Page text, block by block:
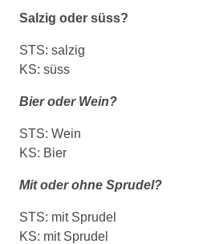
Salzig oder süss?
STS: salzig
KS: süss
Bier oder Wein?
STS: Wein
KS: Bier
Mit oder ohne Sprudel?
STS: mit Sprudel
KS: mit Sprudel